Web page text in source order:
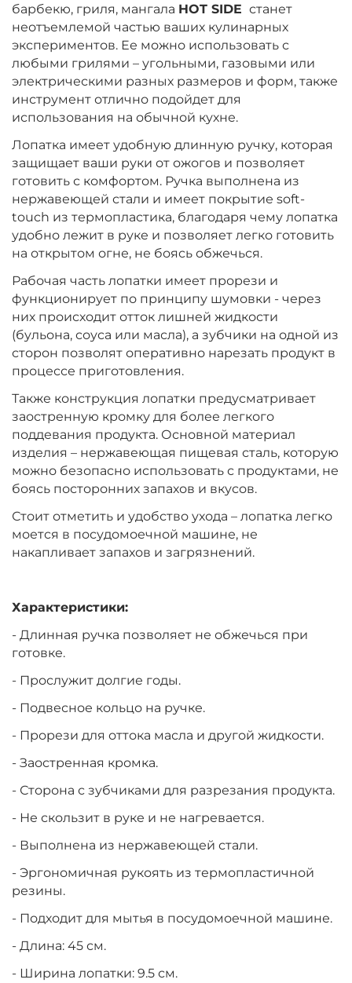
барбекю, гриля, мангала HOT SIDE станет
неотъемлемой частью ваших кулинарных
экспериментов. Ее можно использовать с
любыми грилями – угольными, газовыми или
электрическими разных размеров и форм, также
инструмент отлично подойдет для
использования на обычной кухне.
Лопатка имеет удобную длинную ручку, которая
защищает ваши руки от ожогов и позволяет
готовить с комфортом. Ручка выполнена из
нержавеющей стали и имеет покрытие soft-
touch из термопластика, благодаря чему лопатка
удобно лежит в руке и позволяет легко готовить
на открытом огне, не боясь обжечься.
Рабочая часть лопатки имеет прорези и
функционирует по принципу шумовки - через
них происходит отток лишней жидкости
(бульона, соуса или масла), а зубчики на одной из
сторон позволят оперативно нарезать продукт в
процессе приготовления.
Также конструкция лопатки предусматривает
заостренную кромку для более легкого
поддевания продукта. Основной материал
изделия – нержавеющая пищевая сталь, которую
можно безопасно использовать с продуктами, не
боясь посторонних запахов и вкусов.
Стоит отметить и удобство ухода – лопатка легко
моется в посудомоечной машине, не
накапливает запахов и загрязнений.
Характеристики:
- Длинная ручка позволяет не обжечься при
готовке.
- Прослужит долгие годы.
- Подвесное кольцо на ручке.
- Прорези для оттока масла и другой жидкости.
- Заостренная кромка.
- Сторона с зубчиками для разрезания продукта.
- Не скользит в руке и не нагревается.
- Выполнена из нержавеющей стали.
- Эргономичная рукоять из термопластичной
резины.
- Подходит для мытья в посудомоечной машине.
- Длина: 45 см.
- Ширина лопатки: 9.5 см.